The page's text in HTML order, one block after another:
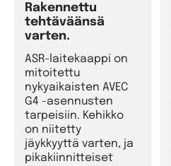
Rakennettu
tehtäväänsä
varten.
ASR-laitekaappi on
mitoitettu
nykyaikaisten AVEC
G4 -asennusten
tarpeisiin. Kehikko
on niitetty
jäykkyyttä varten, ja
pikakiinnitteiset